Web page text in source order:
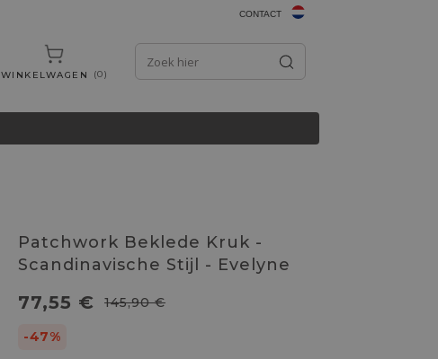
CONTACT
WINKELWAGEN 0
Patchwork Beklede Kruk -
Scandinavische Stijl - Evelyne
77,55 € 145,90 €
-47%